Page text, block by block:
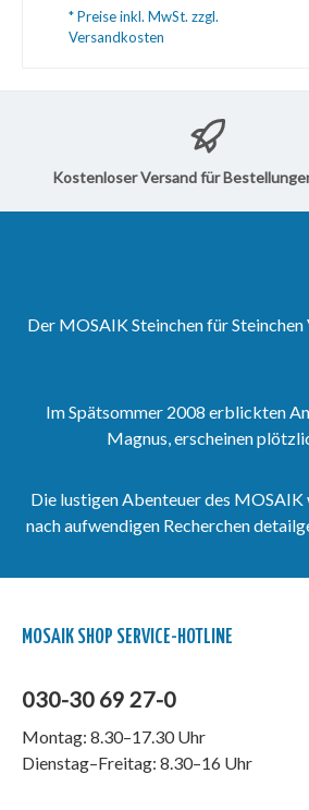
veröffentlicht wurden.Direkt
zum Softcover-Sammelband
* Preise inkl. MwSt. zzgl.
Versandkosten
Kostenloser Versand für
Der MOSAIK Steinchen für
Im Spätsommer 2008 erblickten
Magnus, erscheinen
Die lustigen Abenteuer des
nach aufwendigen Recherchen
MOSAIK SHOP SERVICE-HOTLINE
030-30 69 27-0
Montag: 8.30–17.30 Uhr
Dienstag–Freitag: 8.30–16 Uhr